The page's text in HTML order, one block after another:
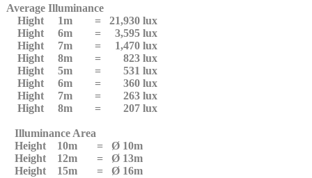
Average Illuminance
Hight 1m = 21,930 lux
Hight 6m = 3,595 lux
Hight 7m = 1,470 lux
Hight 8m = 823 lux
Hight 5m = 531 lux
Hight 6m = 360 lux
Hight 7m = 263 lux
Hight 8m = 207 lux
Illuminance Area
Height 10m = Ø 10m
Height 12m = Ø 13m
Height 15m = Ø 16m